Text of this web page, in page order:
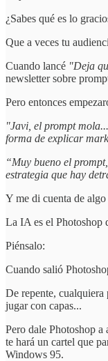
¿Sabes qué es lo
Que a veces tu
Cuando lancé "Deja
newsletter sobre
Pero entonces
"Javi, el prompt
forma de explicar
“Muy bueno el
estrategia que hay
Y me di cuenta de
La IA es el Photoshop
Piénsalo:
Cuando salió
De repente, cualquiera
jugar con capas...
Pero dale Photoshop a
te hará un cartel que
Windows 95.